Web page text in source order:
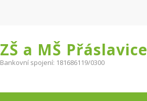
ZŠ a MŠ Přáslavice
Bankovní spojení: 181686119/0300